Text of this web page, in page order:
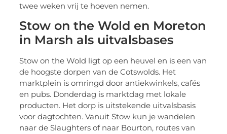
twee weken vrij te hoeven nemen.
Stow on the Wold en Moreton
in Marsh als uitvalsbases
Stow on the Wold ligt op een heuvel en is een van
de hoogste dorpen van de Cotswolds. Het
marktplein is omringd door antiekwinkels, cafés
en pubs. Donderdag is marktdag met lokale
producten. Het dorp is uitstekende uitvalsbasis
voor dagtochten. Vanuit Stow kun je wandelen
naar de Slaughters of naar Bourton, routes van